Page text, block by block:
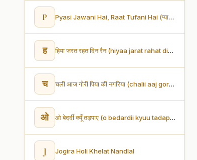
P Pyasi Jawani Hai, Raat Tufani Hai (प्यासी जवानी है, रात तूफानी है)
ह हिया जरत रहत दिन रैन (hiyaa jarat rahat din rain)
च चली आज गोरी पिया की नगरिया (chalii aaj gorii piyaa kii nagariyaa)
ओ ओ बेदर्दी क्यूँ तड़पाए (o bedardii kyuu tadapaaye )
J Jogira Holi Khelat Nandlal